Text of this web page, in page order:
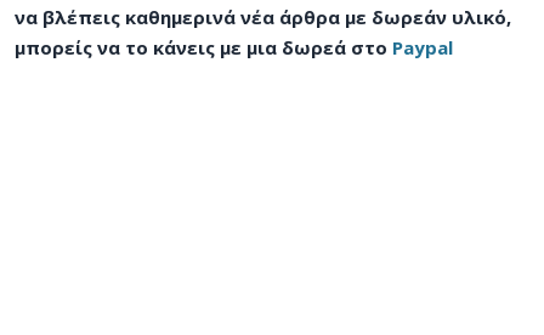
να βλέπεις καθημερινά νέα άρθρα με δωρεάν υλικό,
μπορείς να το κάνεις με μια δωρεά στο Paypal